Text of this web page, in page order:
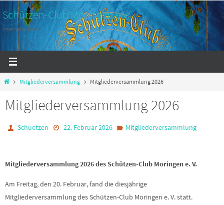
Zum
Inhalt
springen
Schützen-Club Moringen e.V.
Internetauftritt
StartMitgliederversammlung Mitgliederversammlung 2026
Mitgliederversammlung 2026
Schuetzen 22. Februar 2026 Mitgliederversammlung
Mitgliederversammlung 2026 des Schützen-Club Moringen e. V.
Am Freitag, den 20. Februar, fand die diesjährige
Mitgliederversammlung des Schützen-Club Moringen e. V. statt.